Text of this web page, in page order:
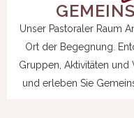
Unser Pastoraler Raum
Ort der Begegnung.
Gruppen, Aktivitäten und
und erleben Sie